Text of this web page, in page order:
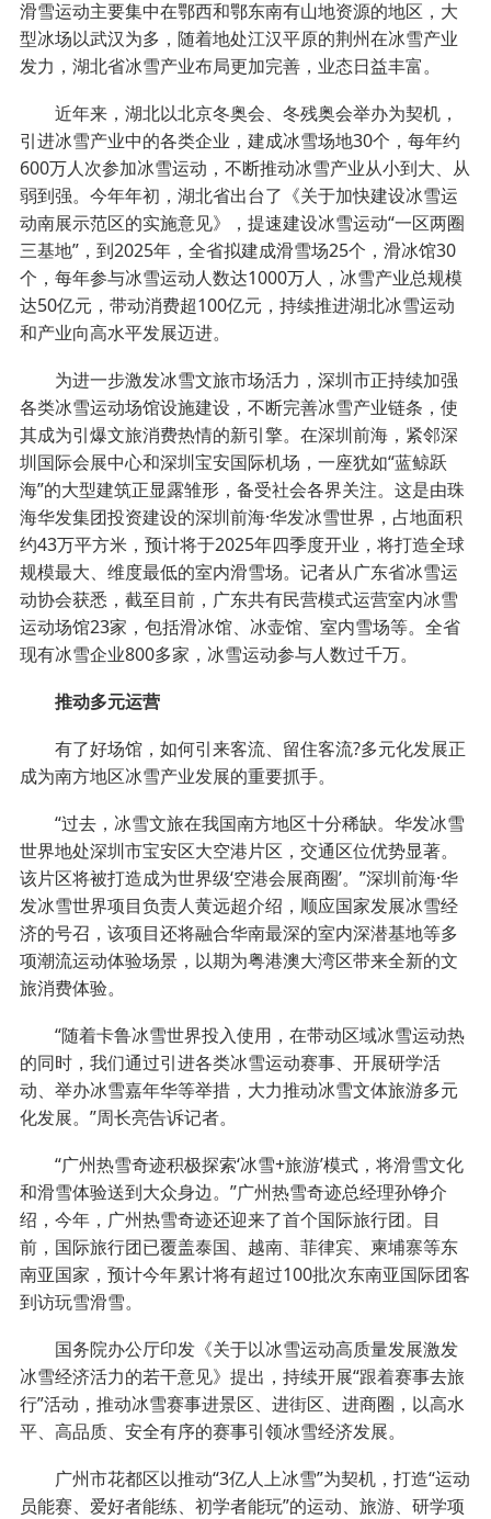
滑雪运动主要集中在鄂西和鄂东南有山地资源的地区，大
型冰场以武汉为多，随着地处江汉平原的荆州在冰雪产业
发力，湖北省冰雪产业布局更加完善，业态日益丰富。
近年来，湖北以北京冬奥会、冬残奥会举办为契机，
引进冰雪产业中的各类企业，建成冰雪场地30个，每年约
600万人次参加冰雪运动，不断推动冰雪产业从小到大、从
弱到强。今年年初，湖北省出台了《关于加快建设冰雪运
动南展示范区的实施意见》，提速建设冰雪运动“一区两圈
三基地”，到2025年，全省拟建成滑雪场25个，滑冰馆30
个，每年参与冰雪运动人数达1000万人，冰雪产业总规模
达50亿元，带动消费超100亿元，持续推进湖北冰雪运动
和产业向高水平发展迈进。
为进一步激发冰雪文旅市场活力，深圳市正持续加强
各类冰雪运动场馆设施建设，不断完善冰雪产业链条，使
其成为引爆文旅消费热情的新引擎。在深圳前海，紧邻深
圳国际会展中心和深圳宝安国际机场，一座犹如“蓝鲸跃
海”的大型建筑正显露雏形，备受社会各界关注。这是由珠
海华发集团投资建设的深圳前海·华发冰雪世界，占地面积
约43万平方米，预计将于2025年四季度开业，将打造全球
规模最大、维度最低的室内滑雪场。记者从广东省冰雪运
动协会获悉，截至目前，广东共有民营模式运营室内冰雪
运动场馆23家，包括滑冰馆、冰壶馆、室内雪场等。全省
现有冰雪企业800多家，冰雪运动参与人数过千万。
推动多元运营
有了好场馆，如何引来客流、留住客流?多元化发展正
成为南方地区冰雪产业发展的重要抓手。
“过去，冰雪文旅在我国南方地区十分稀缺。华发冰雪
世界地处深圳市宝安区大空港片区，交通区位优势显著。
该片区将被打造成为世界级‘空港会展商圈’。”深圳前海·华
发冰雪世界项目负责人黄远超介绍，顺应国家发展冰雪经
济的号召，该项目还将融合华南最深的室内深潜基地等多
项潮流运动体验场景，以期为粤港澳大湾区带来全新的文
旅消费体验。
“随着卡鲁冰雪世界投入使用，在带动区域冰雪运动热
的同时，我们通过引进各类冰雪运动赛事、开展研学活
动、举办冰雪嘉年华等举措，大力推动冰雪文体旅游多元
化发展。”周长亮告诉记者。
“广州热雪奇迹积极探索‘冰雪+旅游’模式，将滑雪文化
和滑雪体验送到大众身边。”广州热雪奇迹总经理孙铮介
绍，今年，广州热雪奇迹还迎来了首个国际旅行团。目
前，国际旅行团已覆盖泰国、越南、菲律宾、柬埔寨等东
南亚国家，预计今年累计将有超过100批次东南亚国际团客
到访玩雪滑雪。
国务院办公厅印发《关于以冰雪运动高质量发展激发
冰雪经济活力的若干意见》提出，持续开展“跟着赛事去旅
行”活动，推动冰雪赛事进景区、进街区、进商圈，以高水
平、高品质、安全有序的赛事引领冰雪经济发展。
广州市花都区以推动“3亿人上冰雪”为契机，打造“运动
员能赛、爱好者能练、初学者能玩”的运动、旅游、研学项